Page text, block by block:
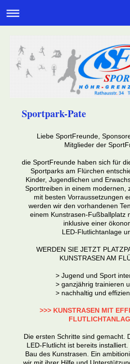
Sportpark-Pate
Liebe SportFreunde,
Mitglieder der
die SportFreunde haben sich für
Sportparks am Flürchen
Kinder, Jugendlichen und
Sporttreiben in einem modernen,
mit besten Vorraussetzungen
werden wir den vorhandenen
einem Kunstrasen-Fußballplatz
inklusive einer
LED-Flutlichtanlage
WERDEN SIE JETZT
KUNSTRASEN AM
> Jugend und Sport
> ganzjährig trainieren
> nachhaltig und
>>> KUNSTRASEN MIT
Die ersten Schritte sind gemacht.
LED-Flutlicht ist bereits
Bau des Kunstrasen. Ein
wir mit ihrer Hilfe und